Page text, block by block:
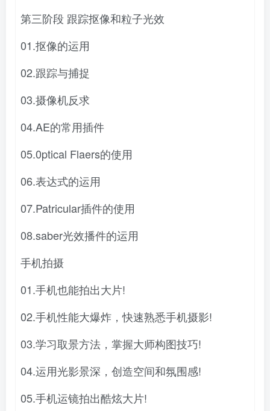
第三阶段 跟踪抠像和粒子光效
01.抠像的运用
02.跟踪与捕捉
03.摄像机反求
04.AE的常用插件
05.0ptical Flaers的使用
06.表达式的运用
07.Patricular插件的使用
08.saber光效播件的运用
手机拍摄
01.手机也能拍出大片!
02.手机性能大爆炸，快速熟悉手机摄影!
03.学习取景方法，掌握大师构图技巧!
04.运用光影景深，创造空间和氛围感!
05.手机运镜拍出酷炫大片!